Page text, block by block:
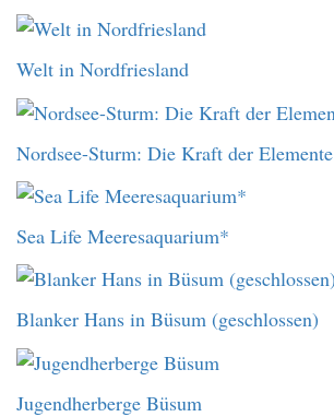
Welt in Nordfriesland
Nordsee-Sturm: Die Kraft der Elemente
Sea Life Meeresaquarium*
Blanker Hans in Büsum (geschlossen)
Jugendherberge Büsum